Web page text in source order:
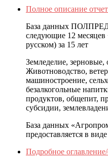
Полное описание
База данных
следующие 12 месяцев
русском) за 15 лет
Земледелие,
Животноводство,
машиностроение,
безалкогольные
продуктов, общепит,
субсидии,
База данных
предоставляется в
Подробное